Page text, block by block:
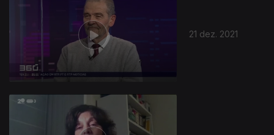
21 dez. 2021